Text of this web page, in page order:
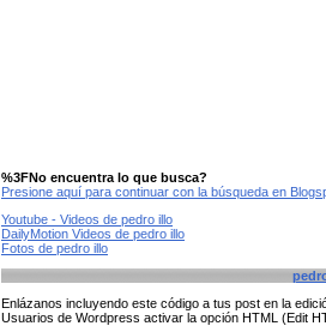
%3FNo encuentra lo que busca?
Presione aquí para continuar con la búsqueda en
Youtube - Videos de pedro illo
DailyMotion Videos de pedro illo
Fotos de pedro illo
Enlázanos incluyendo este código a tus post en la
Usuarios de Wordpress activar la opción HTML (Edit